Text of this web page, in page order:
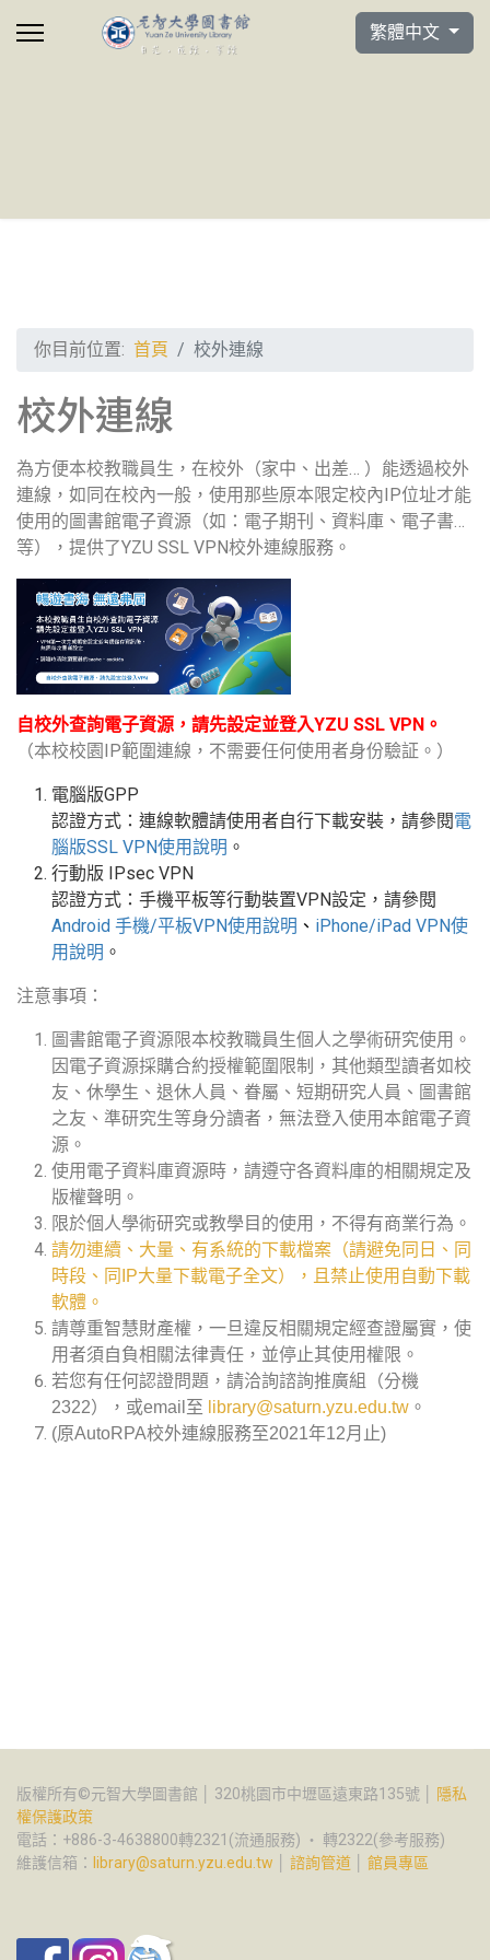
選擇你的語言
繁體中文
你目前位置: 首頁 校外連線
校外連線
為方便本校教職員生，在校外（家中、出差… ）能透過校外
連線，如同在校內一般，使用那些原本限定校內IP位址才能
使用的圖書館電子資源（如：電子期刊、資料庫、電子書…
等），提供了YZU SSL VPN校外連線服務。
自校外查詢電子資源，請先設定並登入YZU SSL VPN。
（本校校園IP範圍連線，不需要任何使用者身份驗証。）
電腦版GPP
認證方式：連線軟體請使用者自行下載安裝，請參閱電
腦版SSL VPN使用說明 。
行動版
IPsec VPN
認證方式：手機平板等行動裝置VPN設定 ，請參閱
Android 手機/平板VPN使用說明 、 iPhone/iPad VPN使
用說明 。
注意事項：
圖書館電子資源限本校教職員生個人之學術研究使用。
因電子資源採購合約授權範圍限制，其他類型讀者如校
友、休學生、退休人員、眷屬、短期研究人員、圖書館
之友、準研究生等身分讀者，無法登入使用本館電子資
源。
使用電子資料庫資源時，請遵守各資料庫的相關規定及
版權聲明。
限於個人學術研究或教學目的使用，不得有商業行為。
請勿連續、大量、有系統的下載檔案（請避免同日、同
時段、同IP大量下載電子全文），且禁止使用自動下載
軟體。
請尊重智慧財產權，一旦違反相關規定經查證屬實，使
用者須自負相關法律責任，並停止其使用權限。
若您有任何認證問題，請洽詢諮詢推廣組（分機
2322），或email至 library@saturn.yzu.edu.tw 。
(原AutoRPA校外連線服務至2021年12月止)
版權所有©元智大學圖書館 │ 320桃園市中壢區遠東路135號 │
隱私
權保護政策
電話：+886-3-4638800轉2321(流通服務) ‧ 轉2322(參考服務)
維護信箱： library@saturn.yzu.edu.tw 諮詢管道 館員專區